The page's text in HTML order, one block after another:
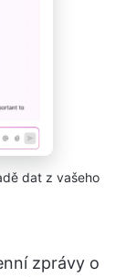
dat z vašeho
zprávy o